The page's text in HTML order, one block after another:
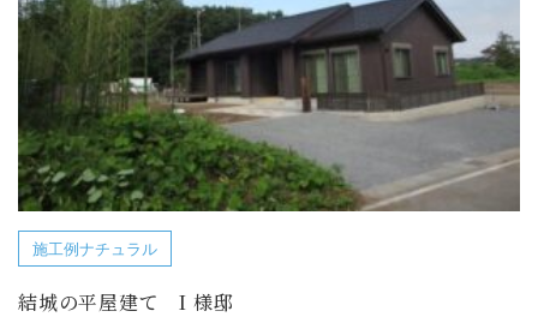
施工例ナチュラル
結城の平屋建て I 様邸